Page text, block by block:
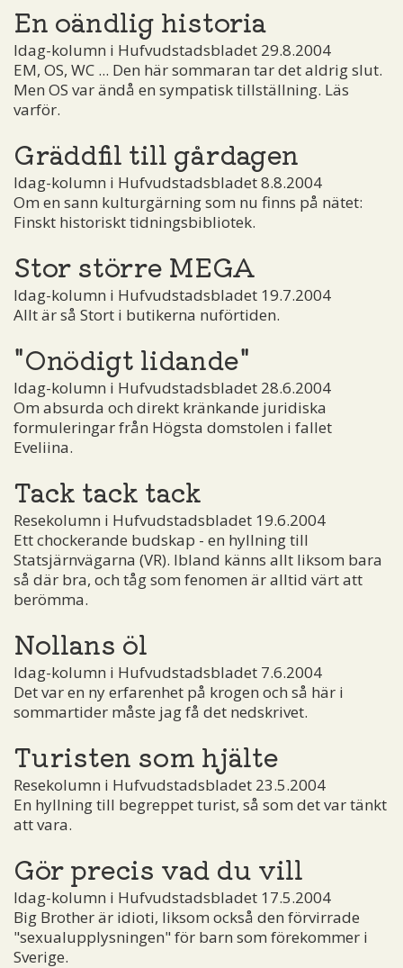
En oändlig historia
Idag-kolumn i Hufvudstadsbladet 29.8.2004
EM, OS, WC ... Den här sommaran tar det aldrig slut.
Men OS var ändå en sympatisk tillställning. Läs
varför.
Gräddfil till gårdagen
Idag-kolumn i Hufvudstadsbladet 8.8.2004
Om en sann kulturgärning som nu finns på nätet:
Finskt historiskt tidningsbibliotek.
Stor större MEGA
Idag-kolumn i Hufvudstadsbladet 19.7.2004
Allt är så Stort i butikerna nuförtiden.
"Onödigt lidande"
Idag-kolumn i Hufvudstadsbladet 28.6.2004
Om absurda och direkt kränkande juridiska
formuleringar från Högsta domstolen i fallet
Eveliina.
Tack tack tack
Resekolumn i Hufvudstadsbladet 19.6.2004
Ett chockerande budskap - en hyllning till
Statsjärnvägarna (VR). Ibland känns allt liksom bara
så där bra, och tåg som fenomen är alltid värt att
berömma.
Nollans öl
Idag-kolumn i Hufvudstadsbladet 7.6.2004
Det var en ny erfarenhet på krogen och så här i
sommartider måste jag få det nedskrivet.
Turisten som hjälte
Resekolumn i Hufvudstadsbladet 23.5.2004
En hyllning till begreppet turist, så som det var tänkt
att vara.
Gör precis vad du vill
Idag-kolumn i Hufvudstadsbladet 17.5.2004
Big Brother är idioti, liksom också den förvirrade
"sexualupplysningen" för barn som förekommer i
Sverige.